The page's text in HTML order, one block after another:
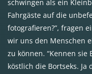
schwingen als ein
Fahrgäste auf die
fotografieren?”, fragen
wir uns den Menschen
zu können. “Kennen sie
köstlich die Bortseks. Ja